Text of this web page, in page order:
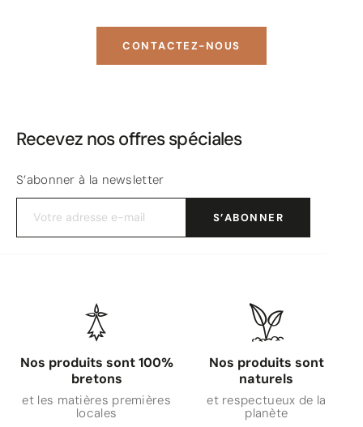
CONTACTEZ-NOUS
Recevez nos offres spéciales
S’abonner à la newsletter
Nos produits sont 100%
bretons
et les matières premières
locales
Nos produits sont
naturels
et respectueux de la
planète